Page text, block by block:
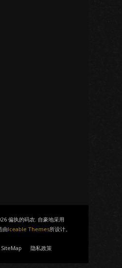
偏执的码农. 自豪地采用
由Iceable Themes所设计。
SiteMap 隐私政策